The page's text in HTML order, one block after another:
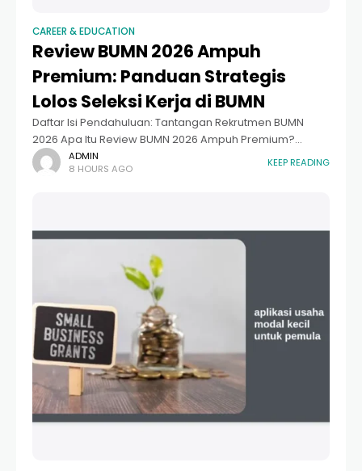
CAREER & EDUCATION
Review BUMN 2026 Ampuh
Premium: Panduan Strategis
Lolos Seleksi Kerja di BUMN
Daftar Isi Pendahuluan: Tantangan Rekrutmen BUMN
2026 Apa Itu Review BUMN 2026 Ampuh Premium?
Memahami Tahapan Seleksi BUMN Terbaru Strategi
Menaklukkan Tes Kemampuan Dasar (TKD) Menguasai
ADMIN
8 HOURS AGO
KEEP READING